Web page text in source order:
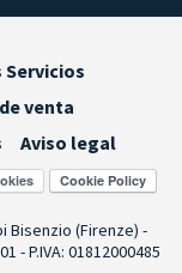
venta
Aviso legal
Bisenzio (Firenze) -
- P.IVA: 01812000485